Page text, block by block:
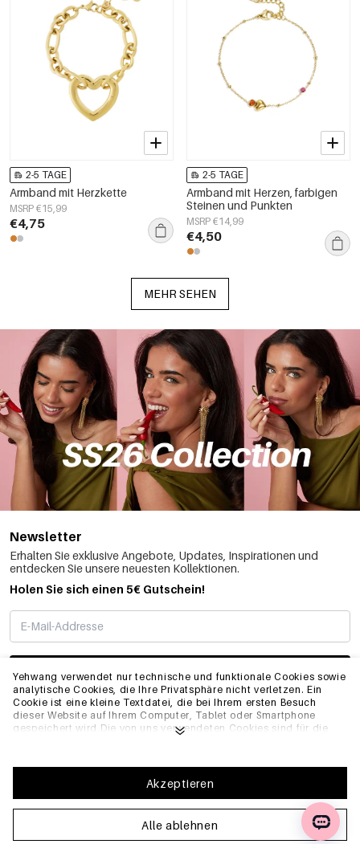
Yehwang verwendet nur technische und funktionale Cookies sowie
analytische Cookies, die Ihre Privatsphäre nicht verletzen. Ein
Cookie ist eine kleine Textdatei, die bei Ihrem ersten Besuch
dieser Website auf Ihrem Computer, Tablet oder Smartphone
gespeichert wird.Die von uns verwendeten Cookies sind für die
Website, ordnungsgemäß zu funktionieren und z.B. Ihre
bevorzugten Einstellungen zu speichern. Sie ermöglichen es uns
auch, unsere Website zu optimieren.Um sicherzustellen, dass Sie
eine gute Browsing- und Einkaufserfahrung auf Yehwang haben,
empfehlen wir Ihnen, unserer Sammlung und Verwendung von
Cookies zuzustimmen. Sie können sich von Cookies abmelden,
Alle ablehnen
Akzeptieren
2-5 TAGE
Armband mit Herzkette
MSRP €15,99
€4,75
2-5 TAGE
Armband mit Herzen, farbigen
Steinen und Punkten
MSRP €14,99
€4,50
MEHR SEHEN
Newsletter
Erhalten Sie exklusive Angebote, Updates, Inspirationen und
entdecken Sie unsere neuesten Kollektionen.
Holen Sie sich einen 5€ Gutschein!
ABONNIEREN
INFO